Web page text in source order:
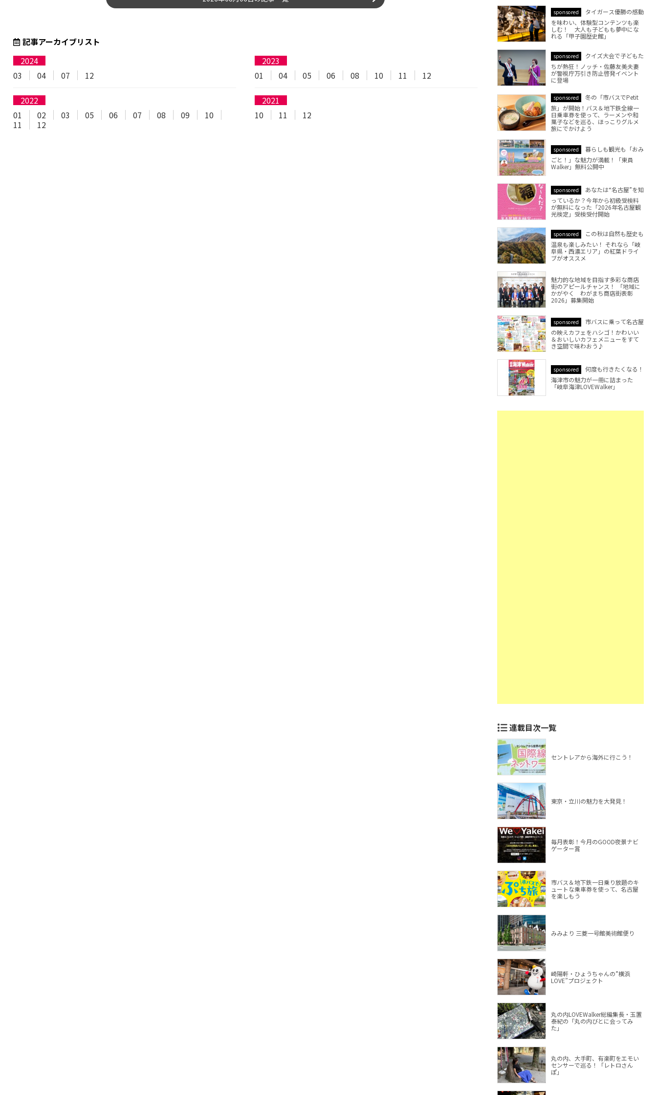
記事アーカイブリスト
2024
03
04 07 12
2023
01
04 05 06 08 10 11 12
2022
01
02 03 05 06 07 08 09
10
11
12
2021
10
11 12
sponsored
タイガース優勝の感動
を味わい、体験型コンテンツも楽
しむ！ 大人も子どもも夢中にな
れる「甲子園歴史館」
sponsored
クイズ大会で子どもた
ちが熱狂！ノッチ・佐藤友美夫妻
が警視庁万引き防止啓発イベント
に登場
sponsored
冬の「市バスでPetit
旅」が開始！バス＆地下鉄全線一
日乗車券を使って、ラーメンや和
菓子などを巡る、ほっこりグルメ
旅にでかけよう
sponsored
暮らしも観光も「おみ
ごと！」な魅力が満載！「東員
Walker」無料公開中
sponsored
あなたは“名古屋”を知
っているか？今年から初級受検料
が無料になった「2026年名古屋観
光検定」受検受付開始
sponsored
この秋は自然も歴史も
温泉も楽しみたい！ それなら「岐
阜県・西濃エリア」の紅葉ドライ
ブがオススメ
魅力的な地域を目指す多彩な商店
街のアピールチャンス！ 「地域に
かがやく わがまち商店街表彰
2026」募集開始
sponsored
市バスに乗って名古屋
の映えカフェをハシゴ！かわいい
＆おいしいカフェメニューをすて
き空間で味わおう♪
sponsored
何度も行きたくなる！
海津市の魅力が一冊に詰まった
「岐阜海津LOVEWalker」
連載目次一覧
セントレアから海外に行こう！
東京・立川の魅力を大発見！
毎月表彰！今月のGOOD夜景ナビ
ゲーター賞
市バス＆地下鉄一日乗り放題のキ
ュートな乗車券を使って、名古屋
を楽しもう
みみより 三菱一号館美術館便り
崎陽軒・ひょうちゃんの”横浜
LOVE”プロジェクト
丸の内LOVEWalker総編集長・玉置
泰紀の「丸の内びとに会ってみ
た」
丸の内、大手町、有楽町をエモい
センサーで巡る！「レトロさん
ぽ」